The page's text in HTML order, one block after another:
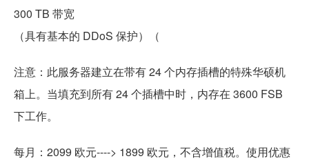
300 TB 带宽
（具有基本的 DDoS 保护）（
注意：此服务器建立在带有 24 个内存插槽的特殊华硕机
箱上。当填充到所有 24 个插槽中时，内存在 3600 FSB
下工作。
每月：2099 欧元----> 1899 欧元，不含增值税。使用优惠